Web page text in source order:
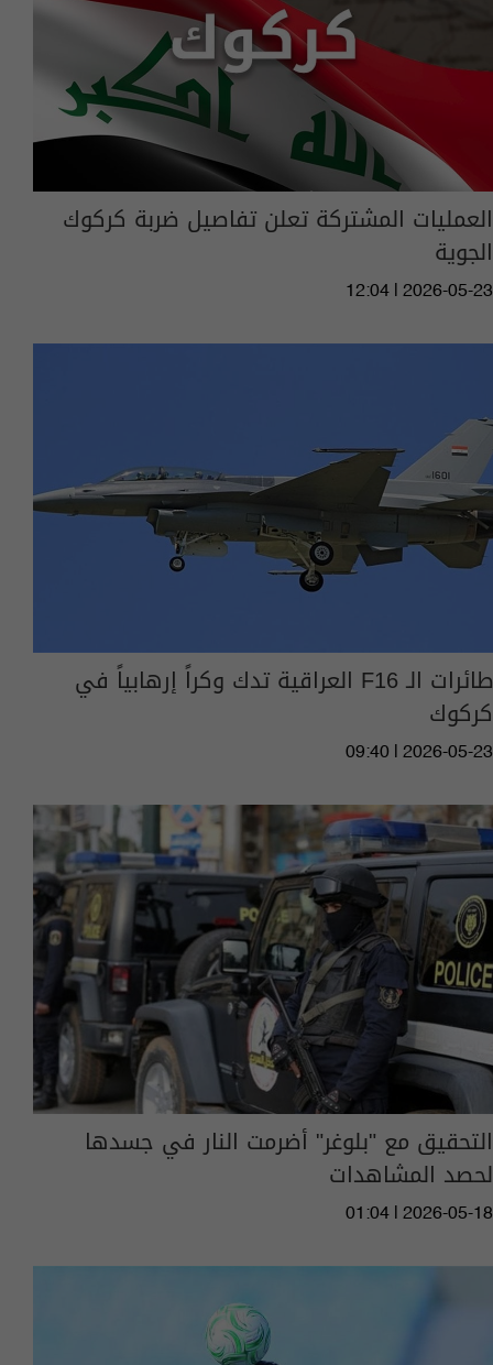
العمليات المشتركة تعلن تفاصيل ضربة كركوك
الجوية
12:04 | 2026-05-23
طائرات الـ F16 العراقية تدك وكراً إرهابياً في
كركوك
09:40 | 2026-05-23
التحقيق مع "بلوغر" أضرمت النار في جسدها
لحصد المشاهدات
01:04 | 2026-05-18